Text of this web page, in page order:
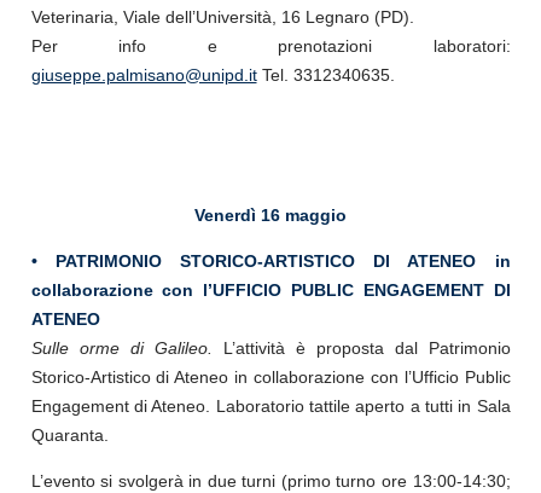
Veterinaria, Viale dell’Università, 16 Legnaro (PD).
Per info e prenotazioni laboratori:
giuseppe.palmisano@unipd.itTel. 3312340635.
Venerdì 16 maggio
• PATRIMONIO STORICO-ARTISTICO DI ATENEO in
collaborazione con l’UFFICIO PUBLIC ENGAGEMENT DI
ATENEO
Sulle orme di Galileo.
L’attività è proposta dal Patrimonio
Storico-Artistico di Ateneo in collaborazione con l’Ufficio Public
Engagement di Ateneo. Laboratorio tattile aperto a tutti in Sala
Quaranta.
L’evento si svolgerà in due turni (primo turno ore 13:00-14:30;